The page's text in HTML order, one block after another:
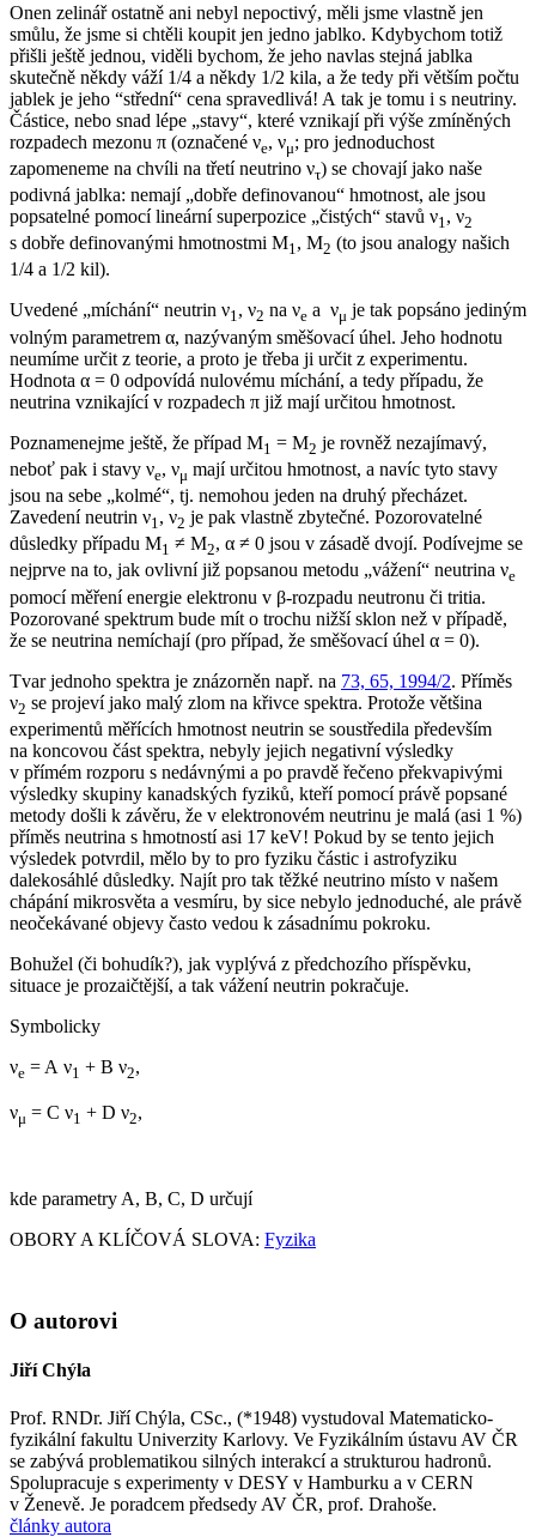
Onen zelinář ostatně ani nebyl nepoctivý, měli jsme vlastně jen
smůlu, že jsme si chtěli koupit jen jedno jablko. Kdybychom totiž
přišli ještě jednou, viděli bychom, že jeho navlas stejná jablka
skutečně někdy váží 1/4 a někdy 1/2 kila, a že tedy při větším počtu
jablek je jeho “střední“ cena spravedlivá! A tak je tomu i s neutriny.
Částice, nebo snad lépe „stavy“, které vznikají při výše zmíněných
rozpadech mezonu π (označené νe, νμ; pro jednoduchost
zapomeneme na chvíli na třetí neutrino ντ) se chovají jako naše
podivná jablka: nemají „dobře definovanou“ hmotnost, ale jsou
popsatelné pomocí lineární superpozice „čistých“ stavů ν1, ν2
s dobře definovanými hmotnostmi M1, M2 (to jsou analogy našich
1/4 a 1/2 kil).
Uvedené „míchání“ neutrin ν1, ν2 na νe a νμ je tak popsáno jediným
volným parametrem α, nazývaným směšovací úhel. Jeho hodnotu
neumíme určit z teorie, a proto je třeba ji určit z experimentu.
Hodnota α = 0 odpovídá nulovému míchání, a tedy případu, že
neutrina vznikající v rozpadech π již mají určitou hmotnost.
Poznamenejme ještě, že případ M1 = M2 je rovněž nezajímavý,
neboť pak i stavy νe, νμ mají určitou hmotnost, a navíc tyto stavy
jsou na sebe „kolmé“, tj. nemohou jeden na druhý přecházet.
Zavedení neutrin ν1, ν2 je pak vlastně zbytečné. Pozorovatelné
důsledky případu M1 ≠ M2, α ≠ 0 jsou v zásadě dvojí. Podívejme se
nejprve na to, jak ovlivní již popsanou metodu „vážení“ neutrina νe
pomocí měření energie elektronu v β-rozpadu neutronu či tritia.
Pozorované spektrum bude mít o trochu nižší sklon než v případě,
že se neutrina nemíchají (pro případ, že směšovací úhel α = 0).
Tvar jednoho spektra je znázorněn např. na 73, 65, 1994/2. Příměs
ν2 se projeví jako malý zlom na křivce spektra. Protože většina
experimentů měřících hmotnost neutrin se soustředila především
na koncovou část spektra, nebyly jejich negativní výsledky
v přímém rozporu s nedávnými a po pravdě řečeno překvapivými
výsledky skupiny kanadských fyziků, kteří pomocí právě popsané
metody došli k závěru, že v elektronovém neutrinu je malá (asi 1 %)
příměs neutrina s hmotností asi 17 keV! Pokud by se tento jejich
výsledek potvrdil, mělo by to pro fyziku částic i astrofyziku
dalekosáhlé důsledky. Najít pro tak těžké neutrino místo v našem
chápání mikrosvěta a vesmíru, by sice nebylo jednoduché, ale právě
neočekávané objevy často vedou k zásadnímu pokroku.
Bohužel (či bohudík?), jak vyplývá z předchozího příspěvku,
situace je prozaičtější, a tak vážení neutrin pokračuje.
Symbolicky
νe = A ν1 + B ν2,
νμ = C ν1 + D ν2,
kde parametry A, B, C, D určují
OBORY A KLÍČOVÁ SLOVA: Fyzika
O autorovi
Jiří Chýla
Prof. RNDr. Jiří Chýla, CSc., (*1948) vystudoval Matematicko-
fyzikální fakultu Univerzity Karlovy. Ve Fyzikálním ústavu AV ČR
se zabývá problematikou silných interakcí a strukturou hadronů.
Spolupracuje s experimenty v DESY v Hamburku a v CERN
v Ženevě. Je poradcem předsedy AV ČR, prof. Drahoše.
články autora